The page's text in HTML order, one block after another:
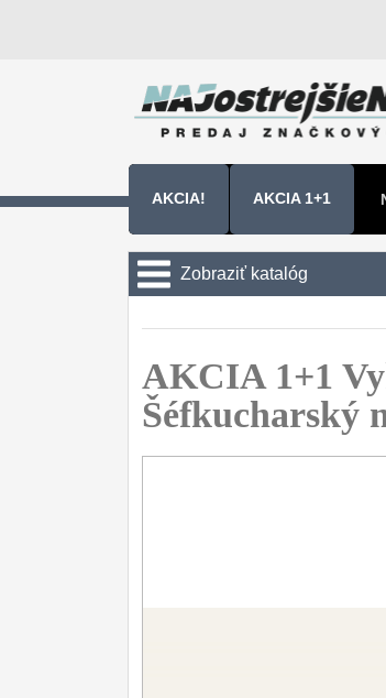
AKCIA! AKCIA 1+1
Zobraziť katalóg
Sady nožov 9
Kuchařské nože 30
Univerzálny nože 50
AKCIA 1+1
Šéfkucharský